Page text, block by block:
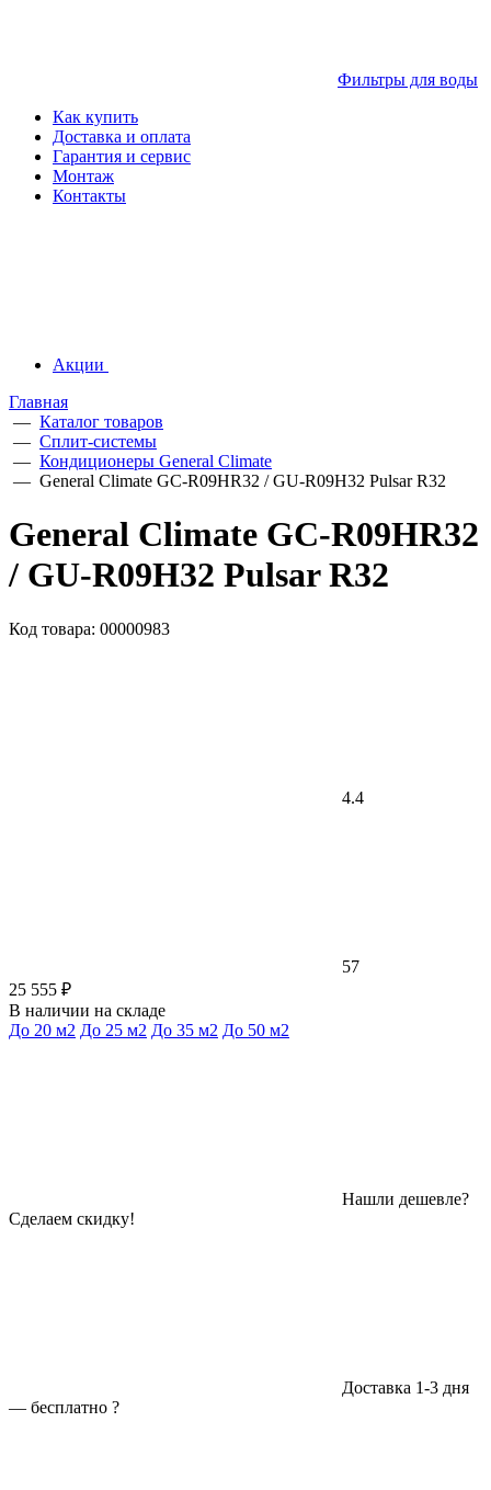
Фильтры для воды
Как купить
Доставка и оплата
Гарантия и сервис
Монтаж
Контакты
Акции
Главная
— Каталог товаров
— Сплит-системы
— Кондиционеры General Climate
— General Climate GC-R09HR32 / GU-R09H32 Pulsar R32
General Climate GC-R09HR32
/ GU-R09H32 Pulsar R32
Код товара: 00000983
4.4
57
25 555 ₽
В наличии на складе
До 20 м2 До 25 м2 До 35 м2 До 50 м2
Нашли дешевле?
Сделаем скидку!
Доставка 1-3 дня
— бесплатно ?